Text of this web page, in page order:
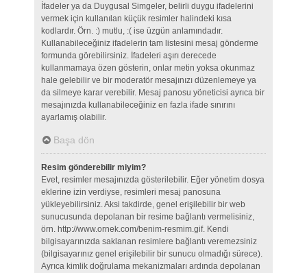
İfadeler ya da Duygusal Simgeler, belirli duygu ifadelerini
vermek için kullanılan küçük resimler halindeki kısa
kodlardır. Örn. :) mutlu, :( ise üzgün anlamındadır.
Kullanabileceğiniz ifadelerin tam listesini mesaj gönderme
formunda görebilirsiniz. İfadeleri aşırı derecede
kullanmamaya özen gösterin, onlar metin yoksa okunmaz
hale gelebilir ve bir moderatör mesajınızı düzenlemeye ya
da silmeye karar verebilir. Mesaj panosu yöneticisi ayrıca bir
mesajınızda kullanabileceğiniz en fazla ifade sınırını
ayarlamış olabilir.
Başa dön
Resim gönderebilir miyim?
Evet, resimler mesajınızda gösterilebilir. Eğer yönetim dosya
eklerine izin verdiyse, resimleri mesaj panosuna
yükleyebilirsiniz. Aksi takdirde, genel erişilebilir bir web
sunucusunda depolanan bir resime bağlantı vermelisiniz,
örn. http://www.ornek.com/benim-resmim.gif. Kendi
bilgisayarınızda saklanan resimlere bağlantı veremezsiniz
(bilgisayarınız genel erişilebilir bir sunucu olmadığı sürece).
Ayrıca kimlik doğrulama mekanizmaları ardında depolanan